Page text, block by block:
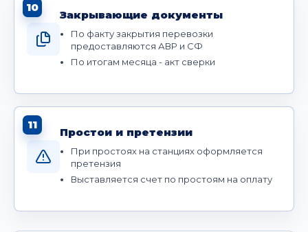
10
Закрывающие документы
По факту закрытия перевозки
предоставляются АВР и СФ
По итогам месяца - акт сверки
11
Простои и претензии
При простоях на станциях оформляется
претензия
Выставляется счет по простоям на оплату